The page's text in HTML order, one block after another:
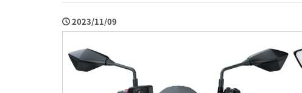
2023/11/09